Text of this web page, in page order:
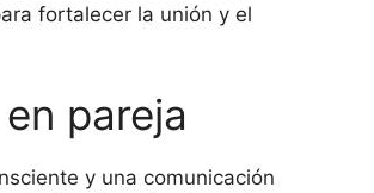
fortalecer la unión y el
pareja
y una comunicación